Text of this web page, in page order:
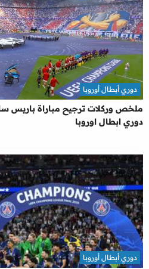
ملخص وركلات ترجيح مباراة باريس
دوري ابطال اوروبا
دوري أبطال أوروبا
دوري أبطال أوروبا